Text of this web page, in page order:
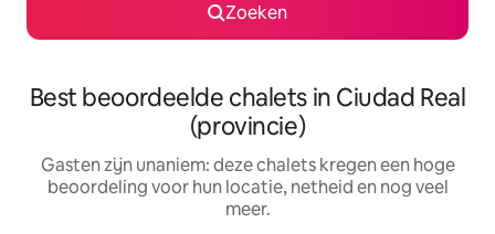
Zoeken
Best beoordeelde chalets in Ciudad Real
(provincie)
Gasten zijn unaniem: deze chalets kregen een hoge
beoordeling voor hun locatie, netheid en nog veel
meer.